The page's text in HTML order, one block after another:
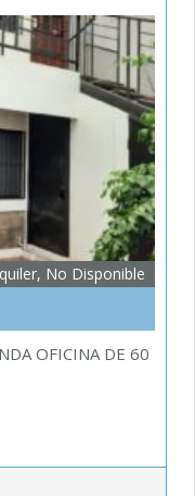
No Disponible
OFICINA DE 60